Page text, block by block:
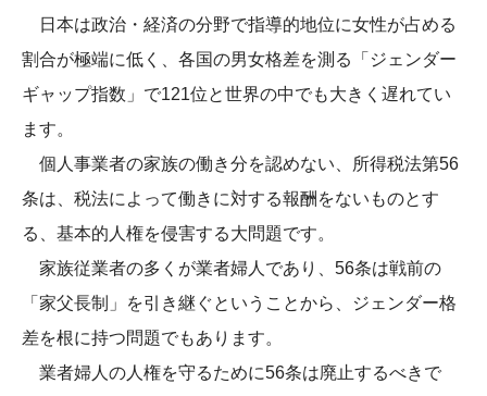
日本は政治・経済の分野で指導的地位に女性が占める
割合が極端に低く、各国の男女格差を測る「ジェンダー
ギャップ指数」で121位と世界の中でも大きく遅れてい
ます。
個人事業者の家族の働き分を認めない、所得税法第56
条は、税法によって働きに対する報酬をないものとす
る、基本的人権を侵害する大問題です。
家族従業者の多くが業者婦人であり、56条は戦前の
「家父長制」を引き継ぐということから、ジェンダー格
差を根に持つ問題でもあります。
業者婦人の人権を守るために56条は廃止するべきで